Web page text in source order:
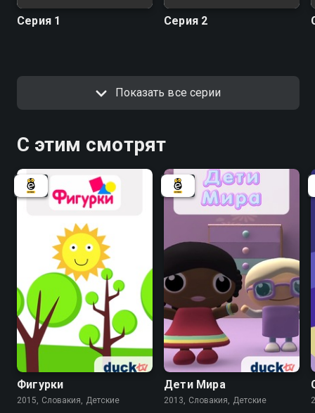
Серия 1 Серия 2
Показать все серии
С этим смотрят
Фигурки
2015, Словакия, Детские
Дети Мира
2013, Словакия, Детские